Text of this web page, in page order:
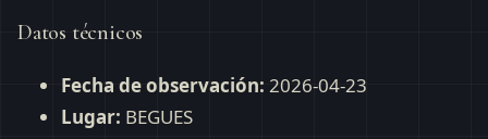
Datos técnicos
Fecha de observación: 2026-04-23
Lugar: BEGUES